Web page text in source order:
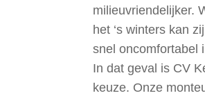
milieuvriendelijker.
het ‘s winters kan
snel oncomfortabel
In dat geval is CV
keuze. Onze